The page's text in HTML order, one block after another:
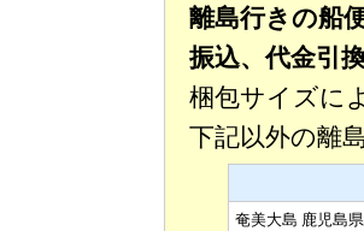
離島行きの船
振込、代金引
梱包サイズに
下記以外の離
奄美大島 鹿児島